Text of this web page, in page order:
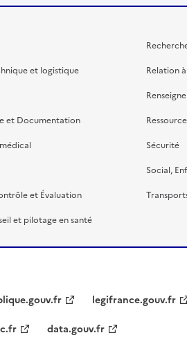
et logistique
et Documentation
et Évaluation
et pilotage en santé
Relation
Sécurité
Social,
legifrance.gouv.fr
data.gouv.fr